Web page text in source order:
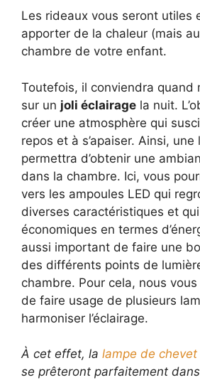
Les rideaux vous seront utiles
apporter de la chaleur (mais
chambre de votre enfant.
Toutefois, il conviendra quand
sur un joli éclairage la nuit.
créer une atmosphère qui
repos et à s’apaiser. Ainsi,
permettra d’obtenir une
dans la chambre. Ici, vous
vers les ampoules LED qui
diverses caractéristiques et
économiques en termes
aussi important de faire une
des différents points de
chambre. Pour cela, nous
de faire usage de plusieurs
harmoniser l’éclairage.
À cet effet, la lampe de chevet
se prêteront parfaitement